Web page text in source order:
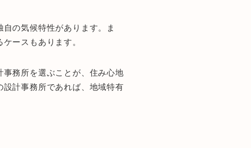
の気候特性があります。ま
ースもあります。
務所を選ぶことが、住み心地
計事務所であれば、地域特有